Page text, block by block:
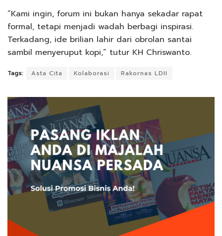
“Kami ingin, forum ini bukan hanya sekadar rapat
formal, tetapi menjadi wadah berbagi inspirasi.
Terkadang, ide brilian lahir dari obrolan santai
sambil menyeruput kopi,” tutur KH Chriswanto.
Tags: Asta Cita Kolaborasi Rakornas LDII